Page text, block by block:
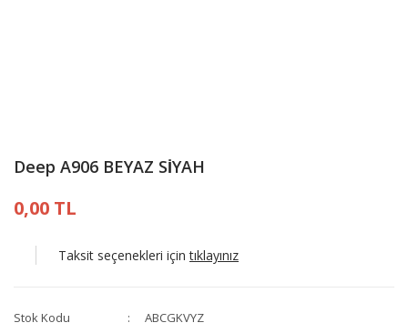
Deep A906 BEYAZ SİYAH
0,00 TL
Taksit seçenekleri içintıklayınız
Stok Kodu
ABCGKVYZ